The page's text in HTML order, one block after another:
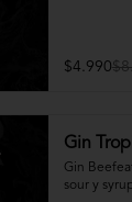
$4.990
Gin
Gin
sour y